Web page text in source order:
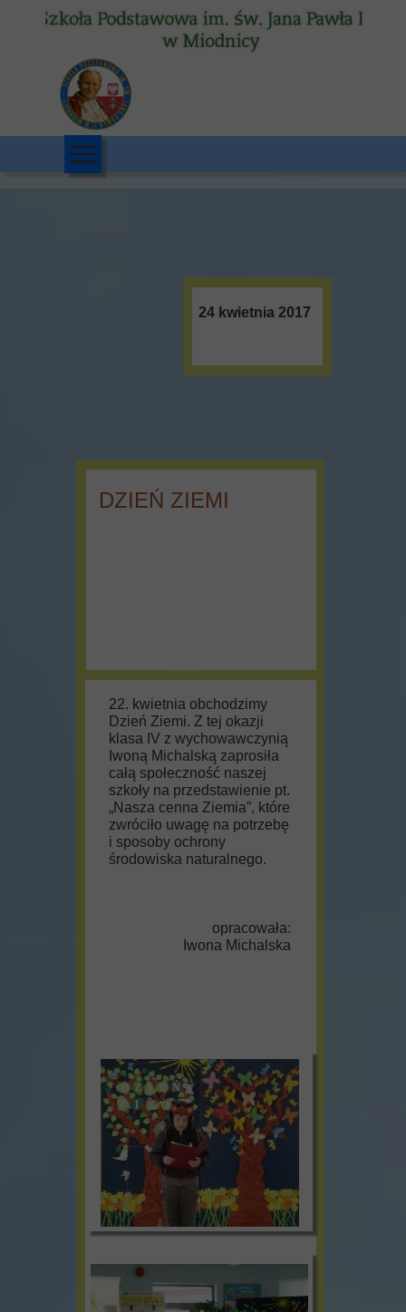
24 kwietnia 2017
22. kwietnia obchodzimy
Dzień Ziemi. Z tej okazji
klasa IV z wychowawczynią
Iwoną Michalską zaprosiła
całą społeczność naszej
szkoły na przedstawienie pt.
„Nasza cenna Ziemia”, które
zwróciło uwagę na potrzebę
i sposoby ochrony
środowiska naturalnego.
opracowała:
Iwona Michalska
DZIEŃ ZIEMI